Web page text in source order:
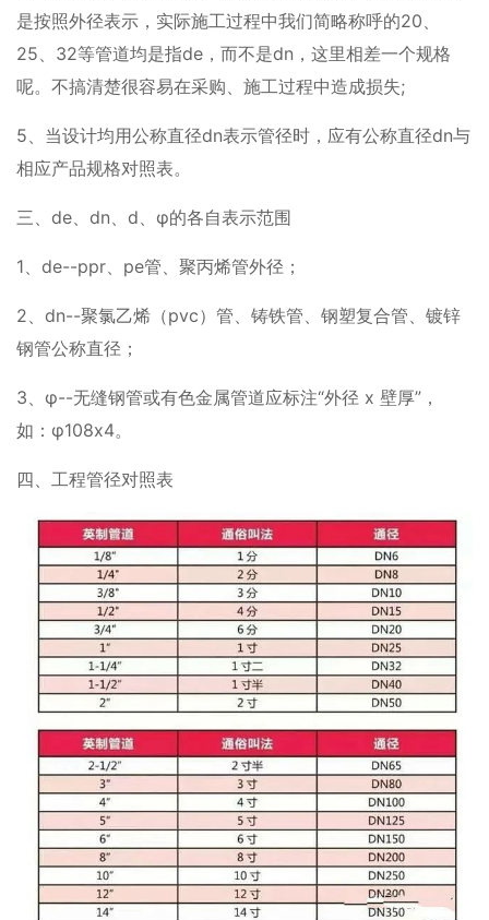
是按照外径表示，实际施工过程中我们简略称呼的20、
25、32等管道均是指de，而不是dn，这里相差一个规格
呢。不搞清楚很容易在采购、施工过程中造成损失;
5、当设计均用公称直径dn表示管径时，应有公称直径dn与
相应产品规格对照表。
三、de、dn、d、φ的各自表示范围
1、de--ppr、pe管、聚丙烯管外径；
2、dn--聚氯乙烯（pvc）管、铸铁管、钢塑复合管、镀锌
钢管公称直径；
3、φ--无缝钢管或有色金属管道应标注“外径 x 壁厚”，
如：φ108x4。
四、工程管径对照表